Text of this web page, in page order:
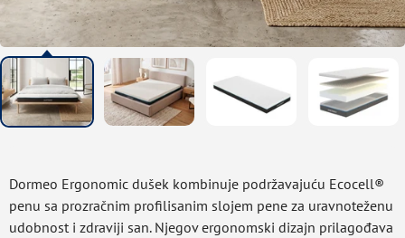
Dormeo Ergonomic dušek kombinuje podržavajuću Ecocell®
penu sa prozračnim profilisanim slojem pene za uravnoteženu
udobnost i zdraviji san. Njegov ergonomski dizajn prilagođava